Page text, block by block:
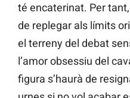
té encaterinat. Per
de replegar als límits
el terreny del debat
l’amor obsessiu del
figura s’haurà de